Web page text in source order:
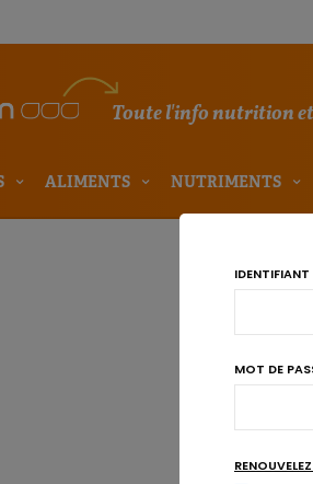
Toute l'info nutrition et
ALIMENTS NUTRIMENTS
MOT DE